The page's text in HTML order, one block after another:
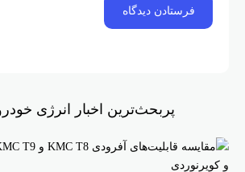
پربحث‌ترین اخبار انرژی